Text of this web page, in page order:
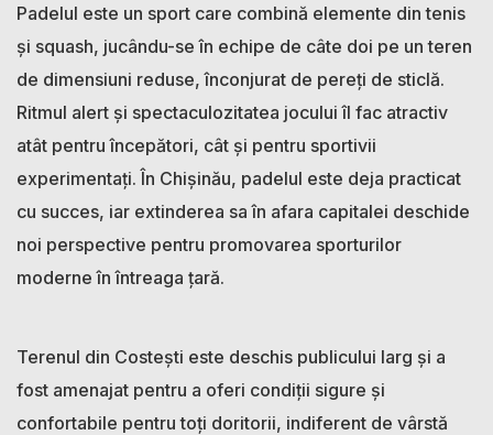
Padelul este un sport care combină elemente din tenis
și squash, jucându-se în echipe de câte doi pe un teren
de dimensiuni reduse, înconjurat de pereți de sticlă.
Ritmul alert și spectaculozitatea jocului îl fac atractiv
atât pentru începători, cât și pentru sportivii
experimentați. În Chișinău, padelul este deja practicat
cu succes, iar extinderea sa în afara capitalei deschide
noi perspective pentru promovarea sporturilor
moderne în întreaga țară.
Terenul din Costești este deschis publicului larg și a
fost amenajat pentru a oferi condiții sigure și
confortabile pentru toți doritorii, indiferent de vârstă